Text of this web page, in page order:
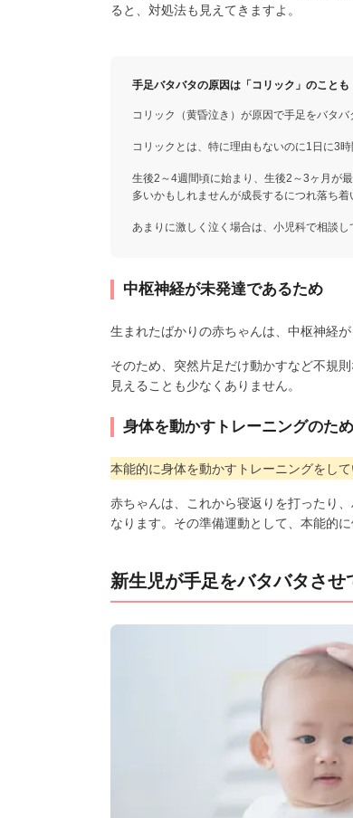
ると、対処法も見えてきますよ。
手足バタバタの原因は「コリック」のことも
コリック（黄昏泣き）が原因で手足をバタバ
コリックとは、特に理由もないのに1日に3
生後2～4週間頃に始まり、生後2～3ヶ月が
多いかもしれませんが成長するにつれ落ち着
あまりに激しく泣く場合は、小児科で相談し
中枢神経が未発達であるため
生まれたばかりの赤ちゃんは、中枢神経が
そのため、突然片足だけ動かすなど不規
見えることも少なくありません。
身体を動かすトレーニングのため
本能的に身体を動かすトレーニングをして
赤ちゃんは、これから寝返りを打ったり
なります。その準備運動として、本能的
新生児が手足をバタバタさ